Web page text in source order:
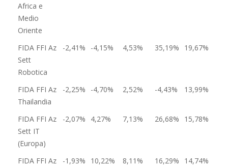
Africa e
Medio
Oriente
FIDA FFI Az
Sett
Robotica
-2,41% -4,15% 4,53% 35,19% 19,67%
FIDA FFI Az
Thailandia
-2,25% -4,70% 2,52% -4,43% 13,99%
FIDA FFI Az
Sett IT
(Europa)
-2,07% 4,27% 7,13% 26,68% 15,78%
FIDA FFI Az
-1,93% 10,22% 8,11% 16,29% 14,74%